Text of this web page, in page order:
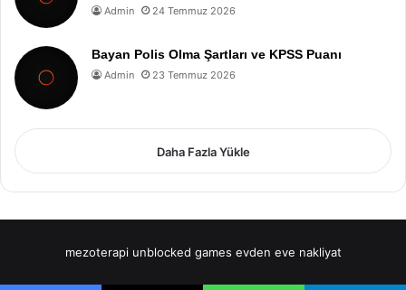
Admin 24 Temmuz 2026
Bayan Polis Olma Şartları ve KPSS Puanı
Admin 23 Temmuz 2026
Daha Fazla Yükle
mezoterapi unblocked games evden eve nakliyat